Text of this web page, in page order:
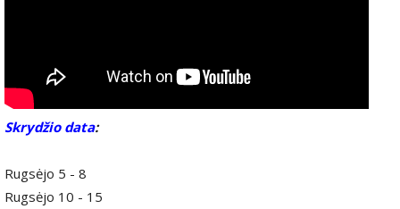
Skrydžio data:
Rugsėjo 5 - 8
Rugsėjo 10 - 15